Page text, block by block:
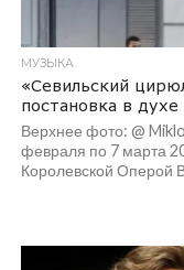
МУЗЫКА
«Севильский
постановка в духе
Верхнее фото: @
февраля по 7 марта
Королевской Оперой